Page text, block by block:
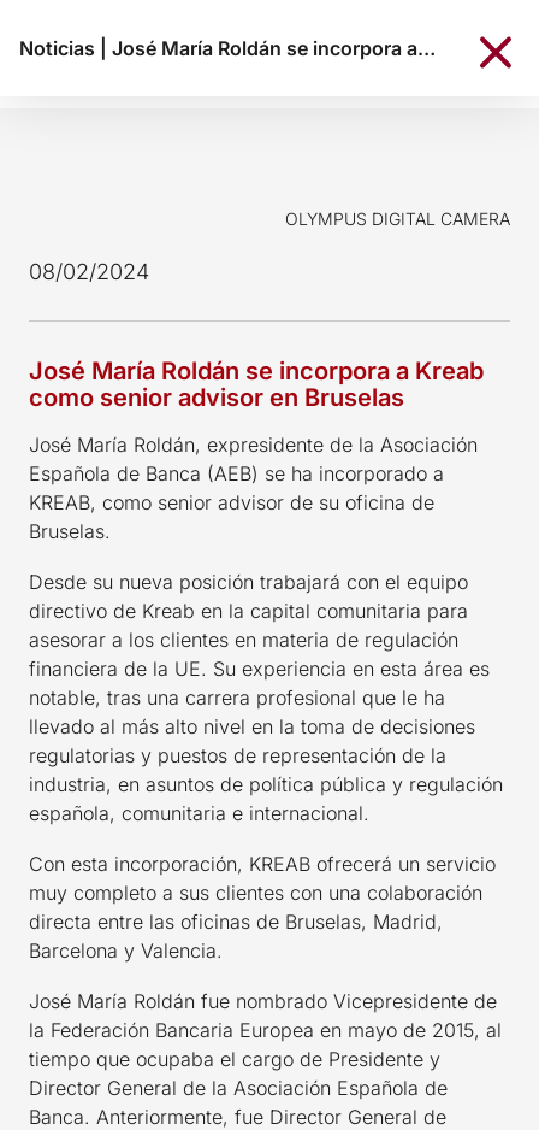
Noticias José María Roldán se incorpora a Kreab como senior advisor en Bruselas
OLYMPUS DIGITAL CAMERA
08/02/2024
José María Roldán se incorpora a Kreab
como senior advisor en Bruselas
José María Roldán, expresidente de la Asociación
Española de Banca (AEB) se ha incorporado a
KREAB, como senior advisor de su oficina de
Bruselas.
Desde su nueva posición trabajará con el equipo
directivo de Kreab en la capital comunitaria para
asesorar a los clientes en materia de regulación
financiera de la UE. Su experiencia en esta área es
notable, tras una carrera profesional que le ha
llevado al más alto nivel en la toma de decisiones
regulatorias y puestos de representación de la
industria, en asuntos de política pública y regulación
española, comunitaria e internacional.
Con esta incorporación, KREAB ofrecerá un servicio
muy completo a sus clientes con una colaboración
directa entre las oficinas de Bruselas, Madrid,
Barcelona y Valencia.
José María Roldán fue nombrado Vicepresidente de
la Federación Bancaria Europea en mayo de 2015, al
tiempo que ocupaba el cargo de Presidente y
Director General de la Asociación Española de
Banca. Anteriormente, fue Director General de